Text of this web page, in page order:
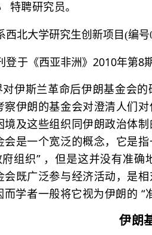
特聘研究员。‌
西北大学研究生创新项目(编
登于 《西亚非洲》2010年第8
对伊斯兰革命后伊朗基金会
察伊朗的基金会对澄清人们
境及这些组织同伊朗政治体
会是一个宽泛的概念，它是
组织” ，但是这并没有准
会既广泛参与经济活动，是
学者一般将它视为伊朗的 “
伊朗